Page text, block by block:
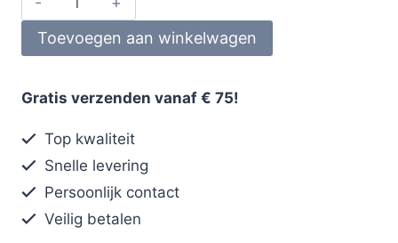
Toevoegen aan winkelwagen
Gratis verzenden vanaf € 75!
Top kwaliteit
Snelle levering
Persoonlijk contact
Veilig betalen